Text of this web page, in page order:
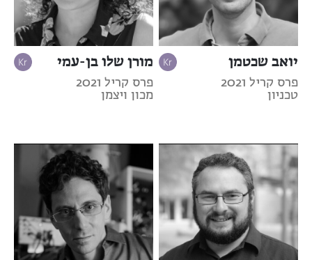
יואב שכטמן
פרס קריל 2021
טכניון
מורן שלו בן-עמי
פרס קריל 2021
מכון ויצמן